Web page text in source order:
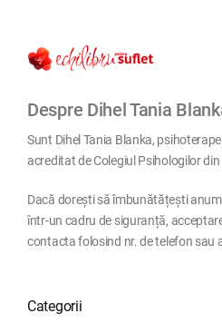
Despre Dihel Tania
Sunt Dihel Tania Blanka,
acreditat de Colegiul Psihologilor
Dacă dorești să îmbunătățești
într-un cadru de siguranță,
contacta folosind nr. de telefon sau
Categorii